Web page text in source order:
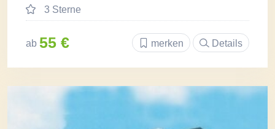
3 Sterne
ab 55 € merken Details